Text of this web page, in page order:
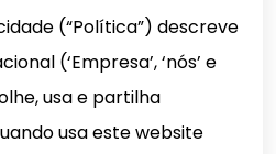
(“Política”) descreve
(‘Empresa’, ‘nós’ e
usa e partilha
usa este website